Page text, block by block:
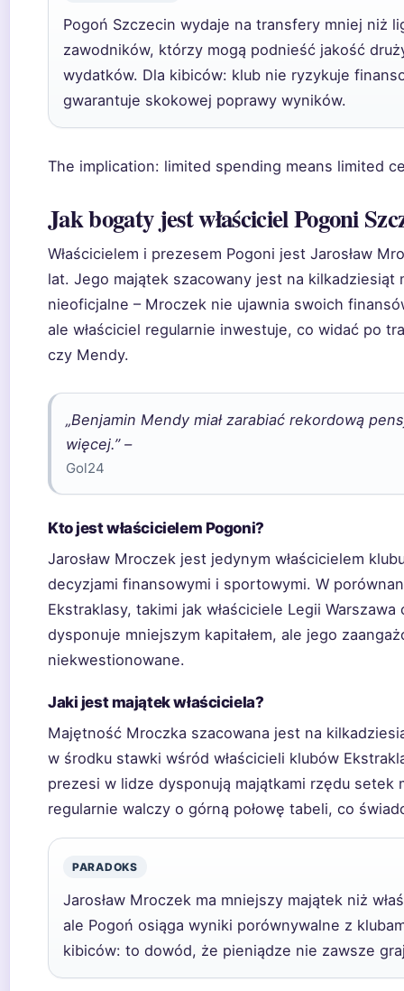
Pogoń Szczecin wydaje na transfery mniej niż
zawodników, którzy mogą podnieść jakość
wydatków. Dla kibiców: klub nie ryzykuje
gwarantuje skokowej poprawy wyników.
The implication: limited spending means limited
Jak bogaty jest właściciel Pogoni
Właścicielem i prezesem Pogoni jest Jarosław
lat. Jego majątek szacowany jest na kilkadziesiąt
nieoficjalne – Mroczek nie ujawnia swoich
ale właściciel regularnie inwestuje, co widać po
czy Mendy.
„Benjamin Mendy miał zarabiać rekordową
więcej.” –
Gol24
Kto jest właścicielem Pogoni?
Jarosław Mroczek jest jedynym właścicielem
decyzjami finansowymi i sportowymi. W
Ekstraklasy, takimi jak właściciele Legii
dysponuje mniejszym kapitałem, ale jego
niekwestionowane.
Jaki jest majątek właściciela?
Majętność Mroczka szacowana jest na
w środku stawki wśród właścicieli klubów
prezesi w lidze dysponują majątkami rzędu setek
regularnie walczy o górną połowę tabeli, co
PARADOKS
Jarosław Mroczek ma mniejszy majątek niż
ale Pogoń osiąga wyniki porównywalne z
kibiców: to dowód, że pieniądze nie zawsze